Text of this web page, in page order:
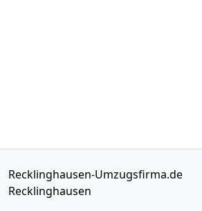
Recklinghausen-Umzugsfirma.de
Recklinghausen